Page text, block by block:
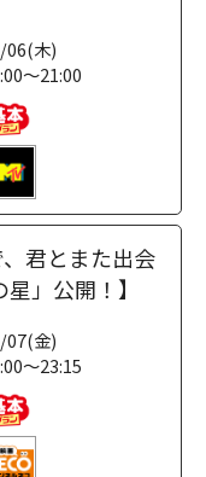
06(木)
～21:00
君とまた出会
」公開！】
07(金)
～23:15